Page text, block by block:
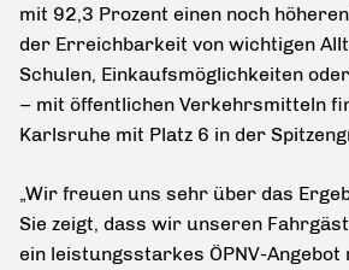
mit 92,3 Prozent einen noch
der Erreichbarkeit von wichtigen
Schulen, Einkaufsmöglichkeiten
– mit öffentlichen Verkehrsmitteln
Karlsruhe mit Platz 6 in der
„Wir freuen uns sehr über das
Sie zeigt, dass wir unseren
ein leistungsstarkes ÖPNV-Angebot